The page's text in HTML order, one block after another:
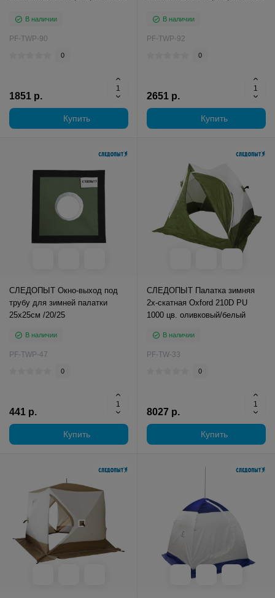
В наличии
PF-TWP-90
0
1851 р.
Купить
В наличии
PF-TWP-92
0
2651 р.
Купить
СЛЕДОПЫТ Окно-выход под
трубу для зимней палатки
25х25см /20/25
В наличии
PF-TWP-47
0
441 р.
Купить
СЛЕДОПЫТ Палатка зимняя
2х-скатная Oxford 210D PU
1000 цв. оливковый/белый
В наличии
PF-TW-33
0
8027 р.
Купить